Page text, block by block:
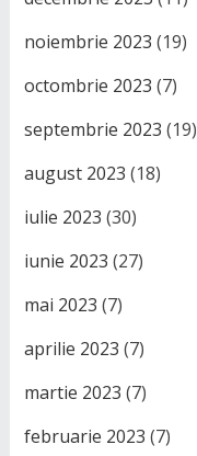
noiembrie 2023 (19)
octombrie 2023 (7)
septembrie 2023 (19)
august 2023 (18)
iulie 2023 (30)
iunie 2023 (27)
mai 2023 (7)
aprilie 2023 (7)
martie 2023 (7)
februarie 2023 (7)